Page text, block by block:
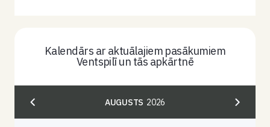
Kalendārs ar aktuālajiem pasākumiem
Ventspilī un tās apkārtnē
AUGUSTS 2026